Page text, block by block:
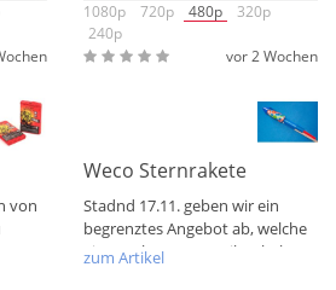
er / Schinken 2012 / 2013
von
1080p
720p 480p
320p
240p
vor 2 Wochen
Weco Sternrakete VITRINE
Stadnd 17.11. geben wir ein
begrenztes Angebot ab, welche
einen schwarzen Treiber haben!
zum Artikel